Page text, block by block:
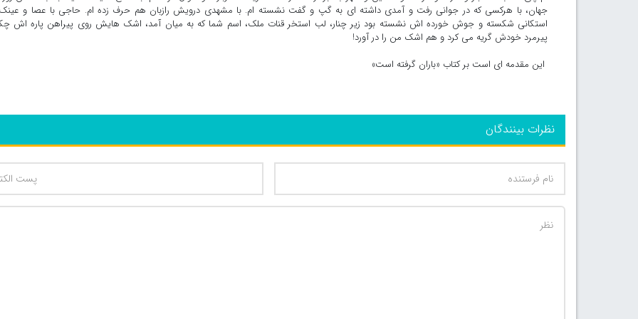
جهان، با هرکسی که در جوانی رفت و آمدی داشته ای به گپ و گفت نشسته ام. با مشهدی درویش رازبان هم حرف زده ام. حاجی با عصا و
استکانی شکسته و جوش خورده اش نشسته بود زیر چنار، لب استخر قنات ملک، اسم شما که به میان آمد، اشک هایش روی پیراهن پاره اش
پیرمرد خودش گریه می کرد و هم اشک من را در آورد!
این مقدمه ای است بر کتاب «باران گرفته است»
نظرات بینندگان